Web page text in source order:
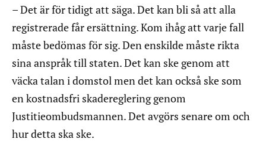
– Det är för tidigt att säga. Det kan bli så att alla
registrerade får ersättning. Kom ihåg att varje fall
måste bedömas för sig. Den enskilde måste rikta
sina anspråk till staten. Det kan ske genom att
väcka talan i domstol men det kan också ske som
en kostnadsfri skadereglering genom
Justitieombudsmannen. Det avgörs senare om och
hur detta ska ske.